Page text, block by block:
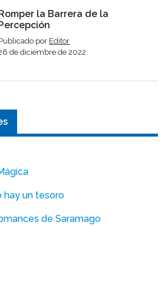
la Barrera de la
por Editor
de diciembre de 2022
hay un tesoro
de Saramago